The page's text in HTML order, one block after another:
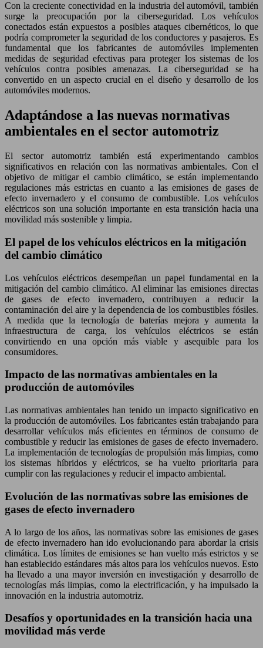
Con la creciente conectividad en la industria del automóvil, también
surge la preocupación por la ciberseguridad. Los vehículos
conectados están expuestos a posibles ataques cibernéticos, lo que
podría comprometer la seguridad de los conductores y pasajeros. Es
fundamental que los fabricantes de automóviles implementen
medidas de seguridad efectivas para proteger los sistemas de los
vehículos contra posibles amenazas. La ciberseguridad se ha
convertido en un aspecto crucial en el diseño y desarrollo de los
automóviles modernos.
Adaptándose a las nuevas normativas
ambientales en el sector automotriz
El sector automotriz también está experimentando cambios
significativos en relación con las normativas ambientales. Con el
objetivo de mitigar el cambio climático, se están implementando
regulaciones más estrictas en cuanto a las emisiones de gases de
efecto invernadero y el consumo de combustible. Los vehículos
eléctricos son una solución importante en esta transición hacia una
movilidad más sostenible y limpia.
El papel de los vehículos eléctricos en la mitigación
del cambio climático
Los vehículos eléctricos desempeñan un papel fundamental en la
mitigación del cambio climático. Al eliminar las emisiones directas
de gases de efecto invernadero, contribuyen a reducir la
contaminación del aire y la dependencia de los combustibles fósiles.
A medida que la tecnología de baterías mejora y aumenta la
infraestructura de carga, los vehículos eléctricos se están
convirtiendo en una opción más viable y asequible para los
consumidores.
Impacto de las normativas ambientales en la
producción de automóviles
Las normativas ambientales han tenido un impacto significativo en
la producción de automóviles. Los fabricantes están trabajando para
desarrollar vehículos más eficientes en términos de consumo de
combustible y reducir las emisiones de gases de efecto invernadero.
La implementación de tecnologías de propulsión más limpias, como
los sistemas híbridos y eléctricos, se ha vuelto prioritaria para
cumplir con las regulaciones y reducir el impacto ambiental.
Evolución de las normativas sobre las emisiones de
gases de efecto invernadero
A lo largo de los años, las normativas sobre las emisiones de gases
de efecto invernadero han ido evolucionando para abordar la crisis
climática. Los límites de emisiones se han vuelto más estrictos y se
han establecido estándares más altos para los vehículos nuevos. Esto
ha llevado a una mayor inversión en investigación y desarrollo de
tecnologías más limpias, como la electrificación, y ha impulsado la
innovación en la industria automotriz.
Desafíos y oportunidades en la transición hacia una
movilidad más verde